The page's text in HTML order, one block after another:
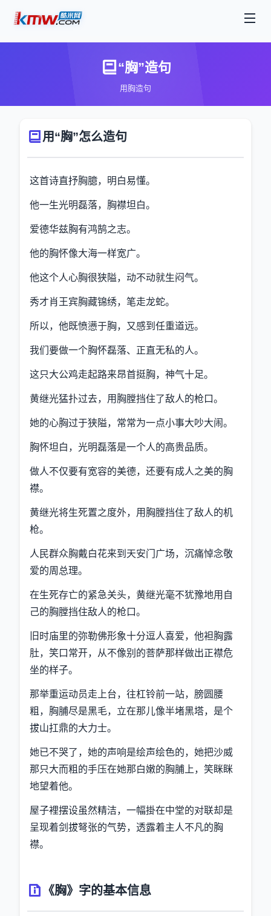
“胸”造句
用胸造句
用“胸”怎么造句
这首诗直抒胸臆，明白易懂。
他一生光明磊落，胸襟坦白。
爱德华兹胸有鸿鹄之志。
他的胸怀像大海一样宽广。
他这个人心胸很狭隘，动不动就生闷气。
秀才肖王宾胸藏锦绣，笔走龙蛇。
所以，他既愤懑于胸，又感到任重道远。
我们要做一个胸怀磊落、正直无私的人。
这只大公鸡走起路来昂首挺胸，神气十足。
黄继光猛扑过去，用胸膛挡住了敌人的枪口。
她的心胸过于狭隘，常常为一点小事大吵大闹。
胸怀坦白，光明磊落是一个人的高贵品质。
做人不仅要有宽容的美德，还要有成人之美的胸
襟。
黄继光将生死置之度外，用胸膛挡住了敌人的机
枪。
人民群众胸戴白花来到天安门广场，沉痛悼念敬
爱的周总理。
在生死存亡的紧急关头，黄继光毫不犹豫地用自
己的胸膛挡住敌人的枪口。
旧时庙里的弥勒佛形象十分逗人喜爱，他袒胸露
肚，笑口常开，从不像别的菩萨那样做出正襟危
坐的样子。
那举重运动员走上台，往杠铃前一站，膀圆腰
粗，胸脯尽是黑毛，立在那儿像半堵黑塔，是个
拔山扛鼎的大力士。
她已不哭了，她的声响是绘声绘色的，她把沙威
那只大而粗的手压在她那白嫩的胸脯上，笑眯眯
地望着他。
屋子裡摆设虽然精洁，一幅掛在中堂的对联却是
呈现着剑拔弩张的气势，透露着主人不凡的胸
襟。
《胸》字的基本信息